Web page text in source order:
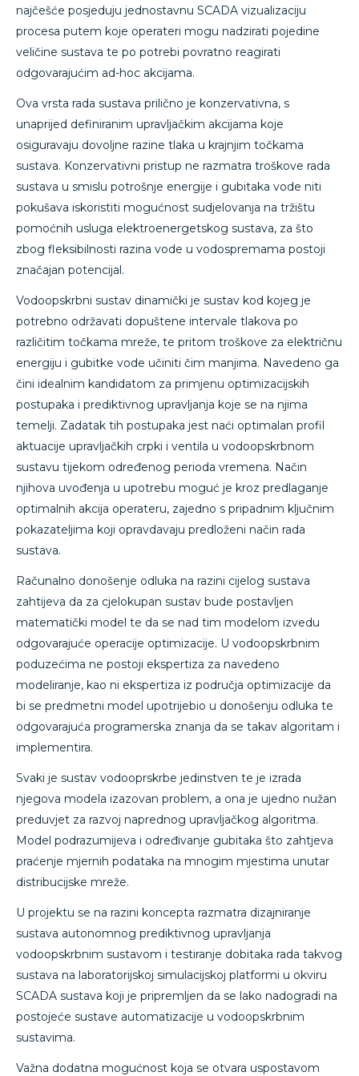
najčešće posjeduju jednostavnu SCADA vizualizaciju
procesa putem koje operateri mogu nadzirati pojedine
veličine sustava te po potrebi povratno reagirati
odgovarajućim ad-hoc akcijama.
Ova vrsta rada sustava prilično je konzervativna, s
unaprijed definiranim upravljačkim akcijama koje
osiguravaju dovoljne razine tlaka u krajnjim točkama
sustava. Konzervativni pristup ne razmatra troškove rada
sustava u smislu potrošnje energije i gubitaka vode niti
pokušava iskoristiti mogućnost sudjelovanja na tržištu
pomoćnih usluga elektroenergetskog sustava, za što
zbog fleksibilnosti razina vode u vodospremama postoji
značajan potencijal.
Vodoopskrbni sustav dinamički je sustav kod kojeg je
potrebno održavati dopuštene intervale tlakova po
različitim točkama mreže, te pritom troškove za električnu
energiju i gubitke vode učiniti čim manjima. Navedeno ga
čini idealnim kandidatom za primjenu optimizacijskih
postupaka i prediktivnog upravljanja koje se na njima
temelji. Zadatak tih postupaka jest naći optimalan profil
aktuacije upravljačkih crpki i ventila u vodoopskrbnom
sustavu tijekom određenog perioda vremena. Način
njihova uvođenja u upotrebu moguć je kroz predlaganje
optimalnih akcija operateru, zajedno s pripadnim ključnim
pokazateljima koji opravdavaju predloženi način rada
sustava.
Računalno donošenje odluka na razini cijelog sustava
zahtijeva da za cjelokupan sustav bude postavljen
matematički model te da se nad tim modelom izvedu
odgovarajuće operacije optimizacije. U vodoopskrbnim
poduzećima ne postoji ekspertiza za navedeno
modeliranje, kao ni ekspertiza iz područja optimizacije da
bi se predmetni model upotrijebio u donošenju odluka te
odgovarajuća programerska znanja da se takav algoritam i
implementira.
Svaki je sustav vodooprskrbe jedinstven te je izrada
njegova modela izazovan problem, a ona je ujedno nužan
preduvjet za razvoj naprednog upravljačkog algoritma.
Model podrazumijeva i određivanje gubitaka što zahtjeva
praćenje mjernih podataka na mnogim mjestima unutar
distribucijske mreže.
U projektu se na razini koncepta razmatra dizajniranje
sustava autonomnog prediktivnog upravljanja
vodoopskrbnim sustavom i testiranje dobitaka rada takvog
sustava na laboratorijskoj simulacijskoj platformi u okviru
SCADA sustava koji je pripremljen da se lako nadogradi na
postojeće sustave automatizacije u vodoopskrbnim
sustavima.
Važna dodatna mogućnost koja se otvara uspostavom